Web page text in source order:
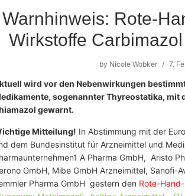
Warnhinweis: Rote-
Wirkstoffe
by Nicole Wobker / 7.
wird vor den Nebenwirkungen
sogenannter Thyreostatika, mit
gewarnt.
Mitteilung! In Abstimmung mit der
dem Bundesinstitut für Arzneimittel und
A Pharma GmbH, Aristo
GmbH, Mibe GmbH Arzneimittel, Sanofi-
Pharma GmbH gestern den Rote-